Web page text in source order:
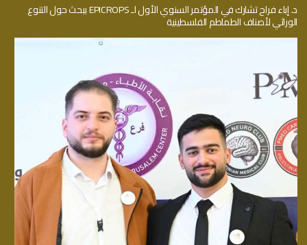
د. إباء فراح تشارك في المؤتمر السنوي الأول لـ EPICROPS ببحث حول التنوع
الوراثي لأصناف الطماطم الفلسطينية